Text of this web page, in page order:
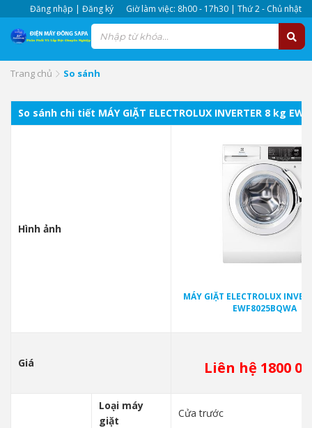
Đăng nhập | Đăng ký Giờ làm việc: 8h00 - 17h30 | Thứ 2 - Chủ nhật
Trang chủ So sánh
So sánh chi tiết MÁY GIẶT ELECTROLUX INVERTER 8 kg
Hình ảnh
MÁY GIẶT ELECTROLUX
EWF8025BQWA
Giá Liên hệ 1800
Loại máy
giặt
Cửa trước